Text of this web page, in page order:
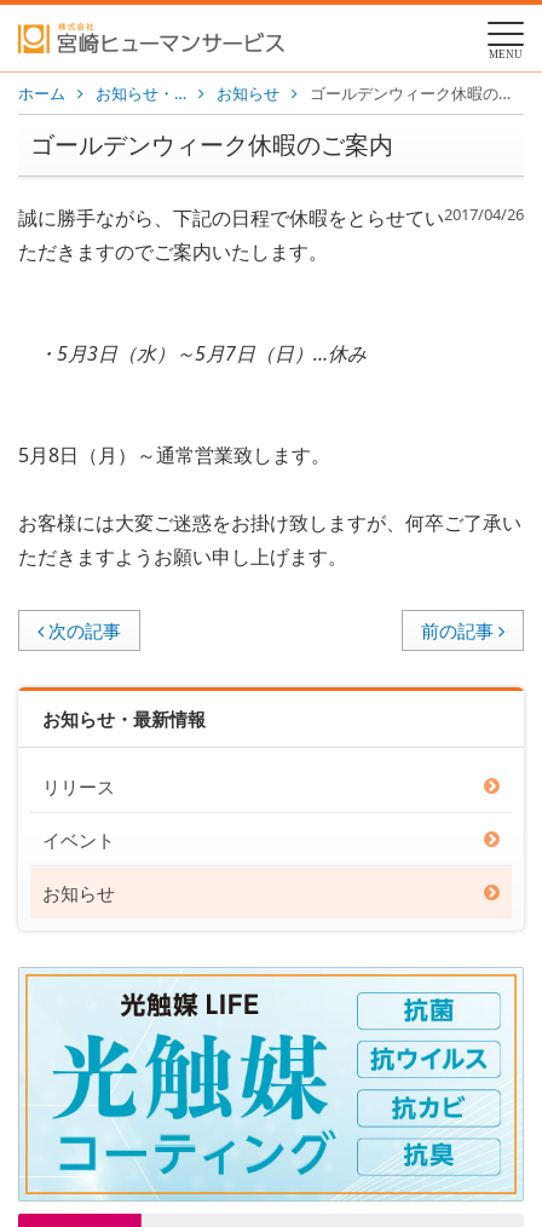
MENU
ホーム お知らせ・… お知らせ ゴールデンウィーク休暇のご案内
ゴールデンウィーク休暇のご案内
2017/04/26
誠に勝手ながら、下記の日程で休暇をとらせてい
ただきますのでご案内いたします。
・5月3日（水）～5月7日（日）…休み
5月8日（月）～通常営業致します。
お客様には大変ご迷惑をお掛け致しますが、何卒ご了承い
ただきますようお願い申し上げます。
次の記事 前の記事
お知らせ・最新情報
リリース
イベント
お知らせ